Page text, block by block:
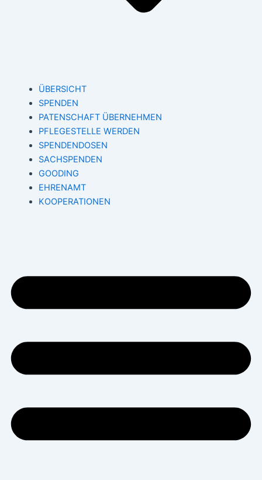
ÜBERSICHT
SPENDEN
PATENSCHAFT ÜBERNEHMEN
PFLEGESTELLE WERDEN
SPENDENDOSEN
SACHSPENDEN
GOODING
EHRENAMT
KOOPERATIONEN